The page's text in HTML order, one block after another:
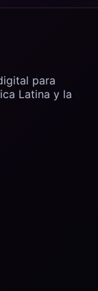
para
Latina y la